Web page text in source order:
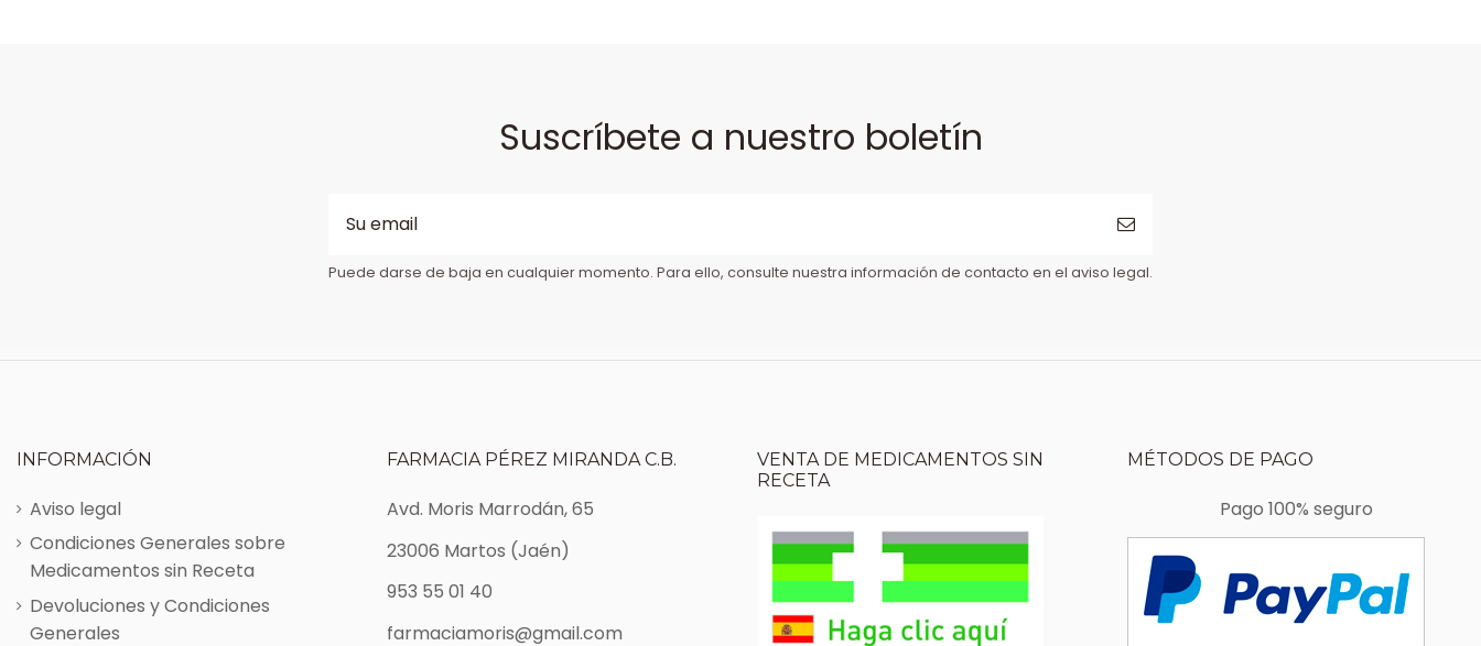
Suscríbete a nuestro boletín
Puede darse de baja en cualquier momento. Para ello, consulte nuestra información de contacto en el aviso legal.
INFORMACIÓN
Aviso legal
Condiciones Generales sobre
Medicamentos sin Receta
Devoluciones y Condiciones
Generales
FARMACIA PÉREZ MIRANDA C.B.
Avd. Moris Marrodán, 65
23006 Martos (Jaén)
953 55 01 40
farmaciamoris@gmail.com
VENTA DE MEDICAMENTOS SIN
RECETA
MÉTODOS DE PAGO
Pago 100% seguro